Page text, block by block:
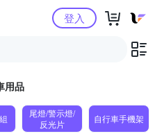
Yahoo購物中心登入
用品
尾燈/警示燈/
反光片
自行車手機架